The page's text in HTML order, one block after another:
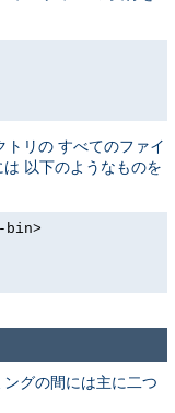
トリの すべてのファイ
以下のようなものを
ングの間には主に二つ